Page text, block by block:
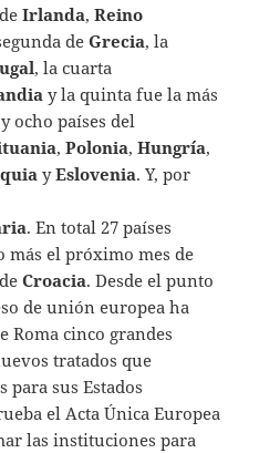
Irlanda,Reino
deGrecia, la
, la cuarta
y la quinta fue la más
y ocho países del
,Polonia,Hungría,
yEslovenia. Y, por
. En total 27 países
más el próximo mes de
Croacia. Desde el punto
de unión europea ha
Roma cinco grandes
tratados que
para sus Estados
el Acta Única Europea
las instituciones para